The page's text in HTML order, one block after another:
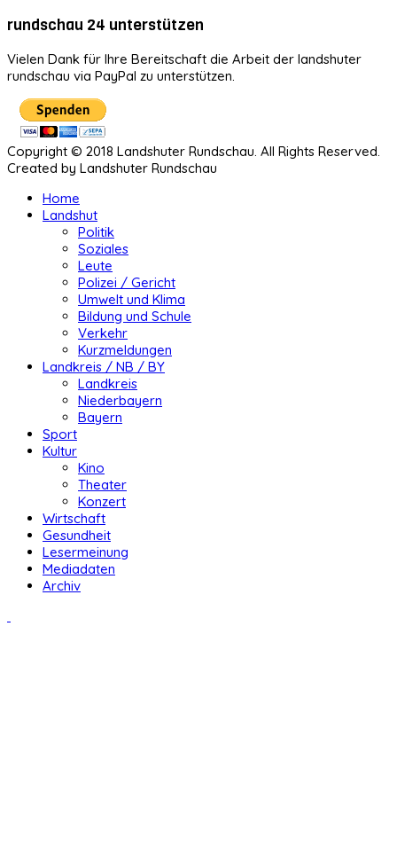
rundschau 24 unterstützen
Vielen Dank für Ihre Bereitschaft die Arbeit der landshuter
rundschau via PayPal zu unterstützen.
Copyright © 2018 Landshuter Rundschau. All Rights Reserved.
Created by Landshuter Rundschau
Home
Landshut
Politik
Soziales
Leute
Polizei / Gericht
Umwelt und Klima
Bildung und Schule
Verkehr
Kurzmeldungen
Landkreis / NB / BY
Landkreis
Niederbayern
Bayern
Sport
Kultur
Kino
Theater
Konzert
Wirtschaft
Gesundheit
Lesermeinung
Mediadaten
Archiv